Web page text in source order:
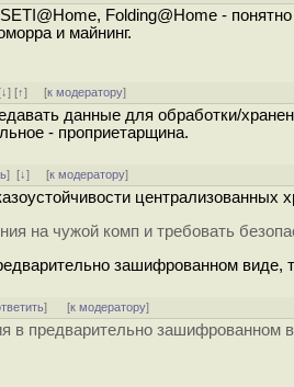
Folding@Home -
и майнинг.
↓] [↑] [к модератору]
данные для обработки/
- проприетарщина.
][↓] [к модератору]
централизованных
на чужой комп и требовать
зашифрованном виде,
] [к модератору]
в предварительно зашифрованном